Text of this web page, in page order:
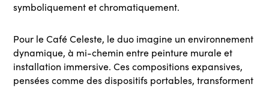
symboliquement et chromatiquement.
Pour le Café Celeste, le duo imagine un environnement
dynamique, à mi-chemin entre peinture murale et
installation immersive. Ces compositions expansives,
pensées comme des dispositifs portables, transforment